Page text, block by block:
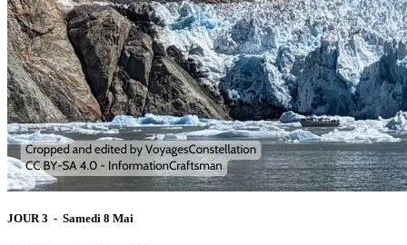
JOUR 3 - Samedi 8 Mai